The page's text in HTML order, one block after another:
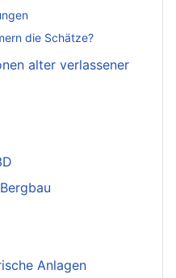
die Schätze?
alter verlassener
Anlagen